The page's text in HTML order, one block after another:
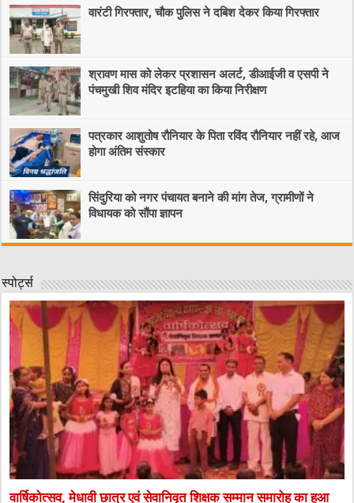
वारंटी गिरफ्तार, चौक पुलिस ने दबिश देकर किया गिरफ्तार
श्रावण मास को लेकर प्रशासन अलर्ट, डीआईजी व एसपी ने
पंचमुखी शिव मंदिर इटहिया का किया निरीक्षण
पत्रकार आशुतोष रौनियार के पिता रविंद रौनियार नहीं रहे, आज
होगा अंतिम संस्कार
सिंदुरिया को नगर पंचायत बनाने की मांग तेज, ग्रामीणों ने
विधायक को सौंपा ज्ञापन
स्पोर्ट्स
वार्षिकोत्सव, मेधावी छात्र एवं सेवानिवृत शिक्षक सम्मान समारोह का हुआ